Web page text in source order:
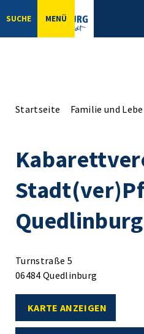
SUCHE MENÜ
Startseite Familie und
Quedlinburg
Turnstraße 5
06484 Quedlinburg
KARTE ANZEIGEN